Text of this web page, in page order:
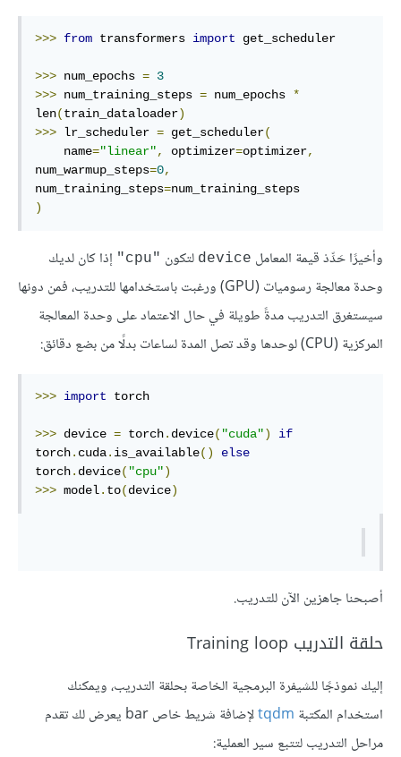
>>> from transformers import get_scheduler
>>> num_epochs = 3
>>> num_training_steps = num_epochs *
len(train_dataloader)
>>> lr_scheduler = get_scheduler(
    name
="linear", optimizer=optimizer,
num_warmup_steps=0,
num_training_steps=
)
وأخيرًا حَدِّدْ قيمة المعامل device لتكون "cpu"
إذا كان لديك
وحدة معالجة رسوميات (GPU) ورغبت باستخدامها للتدريب، فمن دونها
سيستغرق التدريب مدةً طويلة في حال الاعتماد على وحدة المعالجة
المركزية (CPU) لوحدها وقد تصل المدة لساعات بدلًا من بضع دقائق:
>>> import torch
>>> device = torch. device( "cuda")
if
torch. cuda. is_available()
else
torch. device( "cpu")
>>> model. to(device)
أصبحنا جاهزين الآن للتدريب.
حلقة التدريب Training loop
إليك نموذجًا للشيفرة البرمجية الخاصة بحلقة التدريب، ويمكنك
استخدام المكتبة tqdm
لإضافة شريط خاص bar يعرض لك تقدم
مراحل التدريب لتتبع سير العملية: